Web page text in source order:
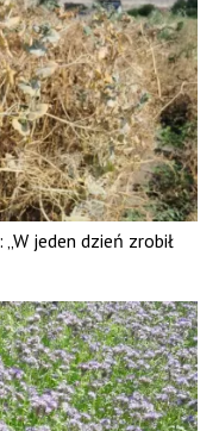
jeden dzień zrobił